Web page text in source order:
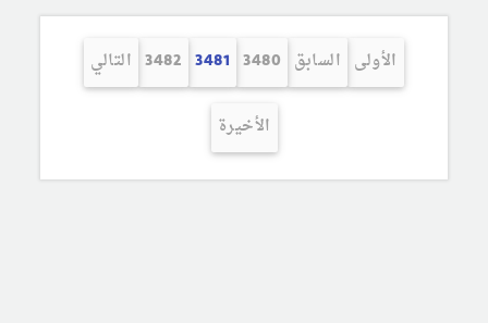
الأولى السابق 3480
3481
3482 التالي
الأخيرة